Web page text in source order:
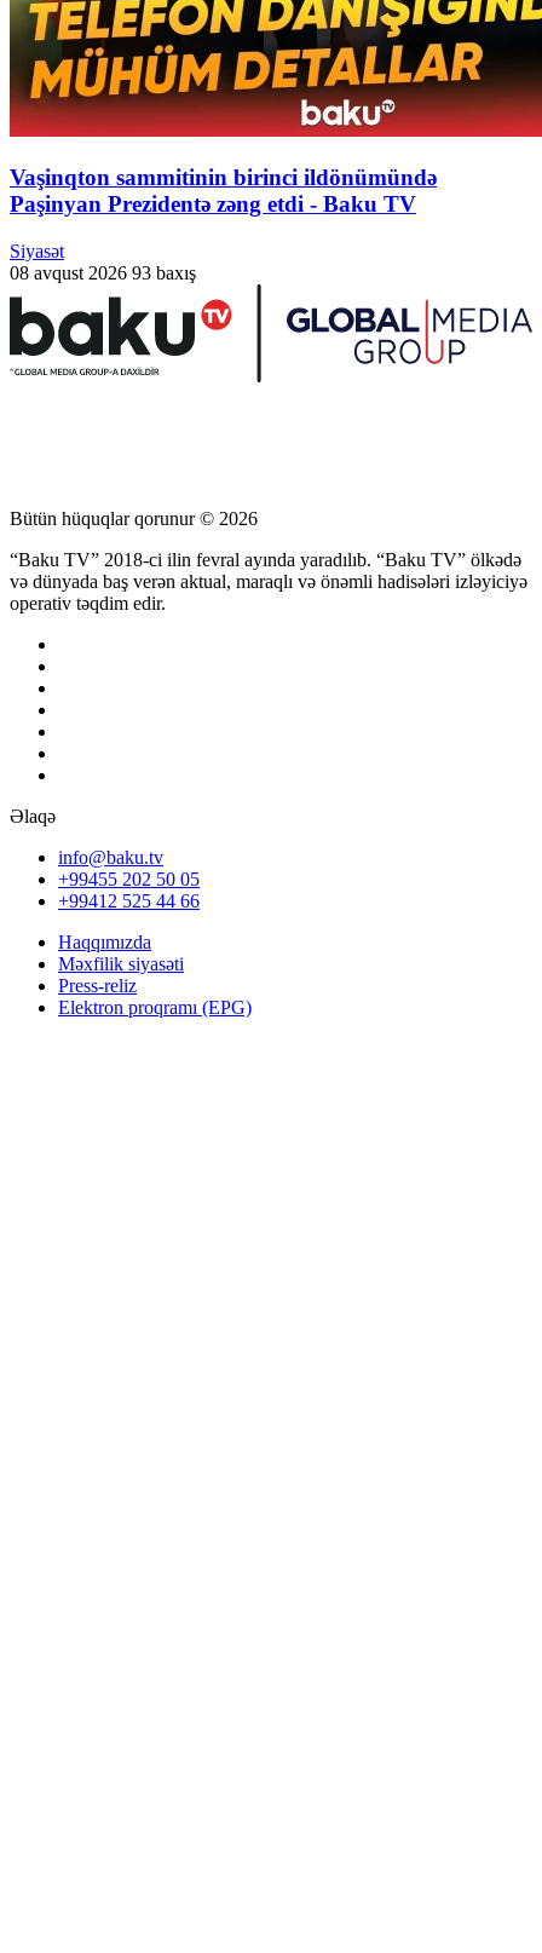
Vaşinqton sammitinin birinci ildönümündə
Paşinyan Prezidentə zəng etdi - Baku TV
Siyasət
08 avqust 2026 93 baxış
Bütün hüquqlar qorunur © 2026
“Baku TV” 2018-ci ilin fevral ayında yaradılıb. “Baku TV” ölkədə
və dünyada baş verən aktual, maraqlı və önəmli hadisələri izləyiciyə
operativ təqdim edir.
Əlaqə
info@baku.tv
+99455 202 50 05
+99412 525 44 66
Haqqımızda
Məxfilik siyasəti
Press-reliz
Elektron proqramı (EPG)